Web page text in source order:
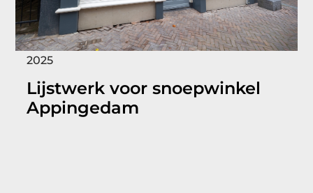
2025
Lijstwerk voor snoepwinkel
Appingedam